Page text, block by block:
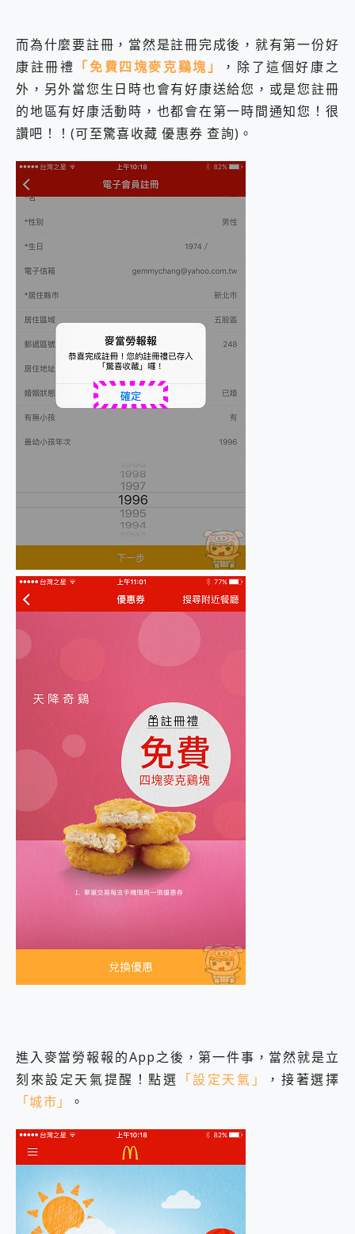
而為什麼要註冊，當然是註冊完成後，就有第一份好
康註冊禮 「免費四塊麥克鷄塊」
，除了這個好康之
外，另外當您生日時也會有好康送給您，或是您註冊
的地區有好康活動時，也都會在第一時間通知您！很
讚吧！！(可至驚喜收藏 優惠券 查詢)。
進入麥當勞報報的App之後，第一件事，當然就是立
刻來設定天氣提醒！點選 「設定天氣」
，接著選擇
「城市」
。